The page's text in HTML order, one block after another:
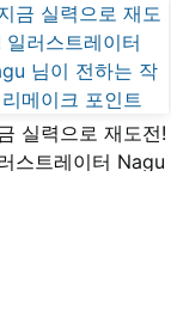
실력으로 재도전!
스트레이터 Nagu